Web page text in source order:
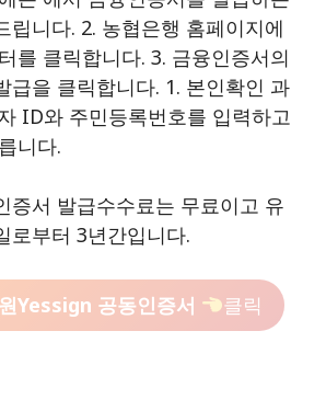
립니다. 2. 농협은행 홈페이지에
를 클릭합니다. 3. 금융인증서의
급을 클릭합니다. 1. 본인확인 과
ID와 주민등록번호를 입력하고
니다.
증서 발급수수료는 무료이고 유
로부터 3년간입니다.
yessign 공동인증서 클릭